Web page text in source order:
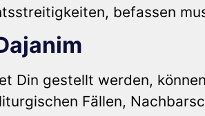
befassen
Din gestellt werden,
Fällen,